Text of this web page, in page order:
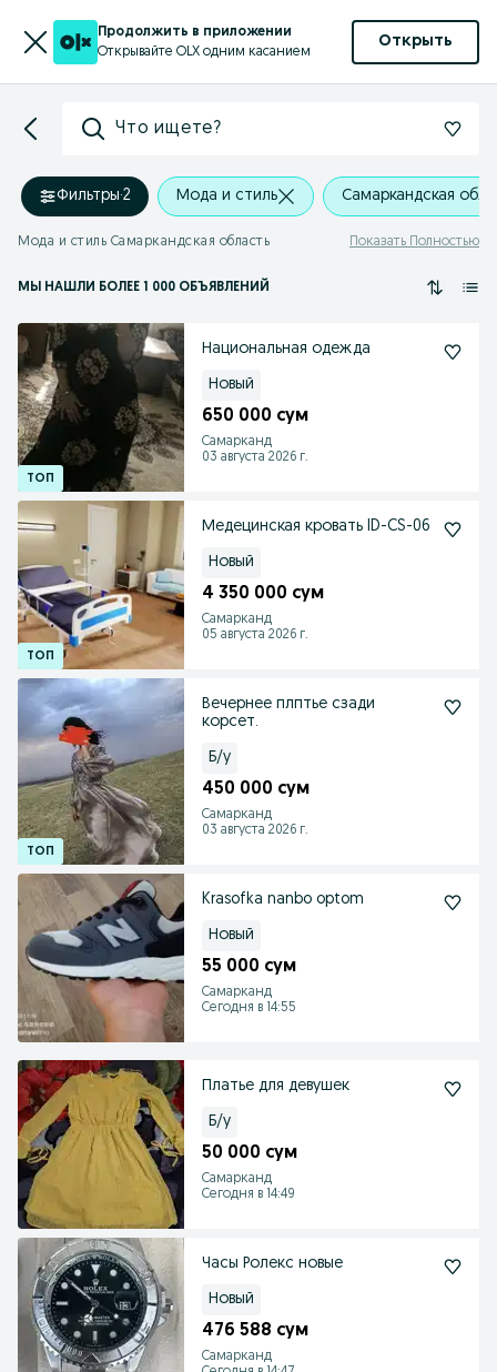
Продолжить в приложении
Открывайте OLX одним касанием
Открыть
Что ищете?
Фильтры·2 Мода и стиль Самаркандская
Мода и стиль Самаркандская область Показать Полностью
МЫ НАШЛИ БОЛЕЕ 1 000 ОБЪЯВЛЕНИЙ
Национальная одежда
Новый
650 000 сум
Самарканд
03 августа 2026 г.
Медецинская кровать ID-CS-06
Новый
4 350 000 сум
Самарканд
05 августа 2026 г.
Вечернее плптье сзади
корсет.
Б/у
450 000 сум
Самарканд
03 августа 2026 г.
Krasofka nanbo optom
Новый
55 000 сум
Самарканд
Сегодня в 14:55
Платье для девушек
Б/у
50 000 сум
Самарканд
Сегодня в 14:49
Часы Ролекс новые
Новый
476 588 сум
Самарканд